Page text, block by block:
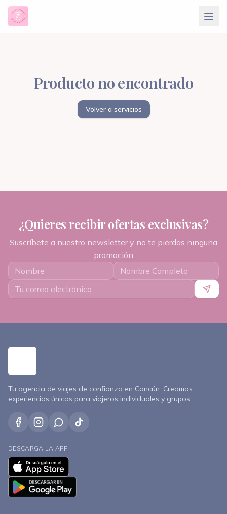
Producto no encontrado
Volver a servicios
¿Quieres recibir ofertas exclusivas?
Suscríbete a nuestro newsletter y no te pierdas ninguna
promoción
Tu agencia de viajes de confianza en Cancún. Creamos
experiencias únicas para viajeros individuales y grupos.
DESCARGA LA APP